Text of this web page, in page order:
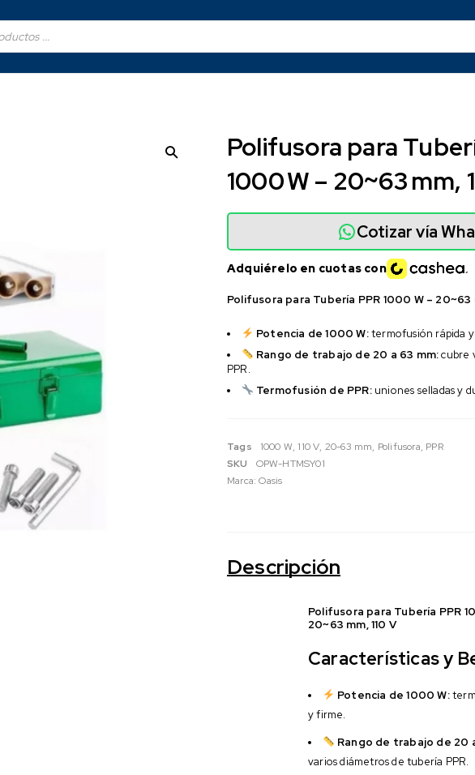
Polifusora para
1000 W – 20~63 mm,
Polifusora para Tubería PPR 1000 W – 20~63
Potencia de 1000 W:termofusión rápida
Rango de trabajo de 20 a 63 mm:cubre
PPR.
Termofusión de PPR:uniones selladas y
Cotizar vía
Adquiérelo en cuotas con
Tags 1000 W, 110 V, 20-63 mm, Polifusora, PPR
SKU
OPW-HTMSY01
Marca:Oasis
Descripción
Polifusora para Tubería PPR
20~63 mm, 110 V
Características y
Potencia de 1000 W:
y firme.
Rango de trabajo de 20
varios diámetros de tubería PPR.